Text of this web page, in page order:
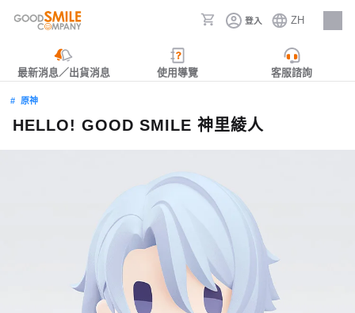
登入 ZH
人才招募
最新消息／出貨消息 使用導覽 客服諮詢
原神
HELLO! GOOD SMILE 神里綾人